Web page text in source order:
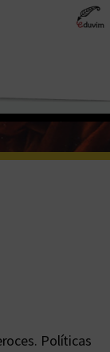
Políticas